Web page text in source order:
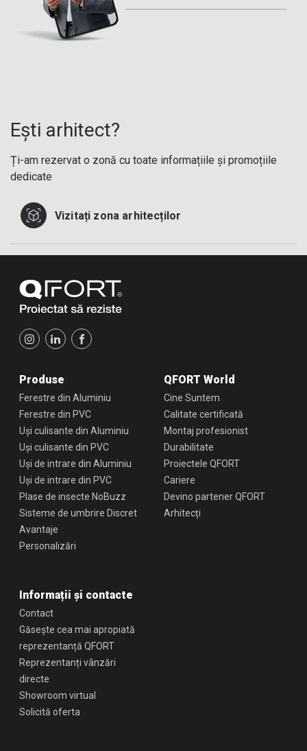
Târgu-Jiu, jud. Gorj
Târgu Mureș, jud. Mureș
Ești arhitect?
Ți-am rezervat o zonă cu toate informațiile și promoțiile
dedicate
Vizitați zona arhitecților
Produse
Ferestre din Aluminiu
Ferestre din PVC
Uși culisante din Aluminiu
Uși culisante din PVC
Uși de intrare din Aluminiu
Uși de intrare din PVC
Plase de insecte NoBuzz
Sisteme de umbrire Discret
Avantaje
Personalizări
QFORT World
Cine Suntem
Calitate certificată
Montaj profesionist
Durabilitate
Proiectele QFORT
Cariere
Devino partener QFORT
Arhitecți
Informații și contacte
Contact
Găsește cea mai apropiată
reprezentanță QFORT
Reprezentanți vânzări
directe
Showroom virtual
Solicită oferta